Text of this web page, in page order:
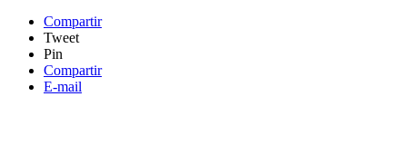
Compartir
Tweet
Pin
Compartir
E-mail